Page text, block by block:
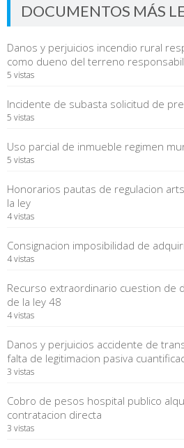
DOCUMENTOS MÁS
Danos y perjuicios incendio rural
como dueno del terreno
5 vistas
Incidente de subasta solicitud de
5 vistas
Uso parcial de inmueble regimen
5 vistas
Honorarios pautas de regulacion
la ley
4 vistas
Consignacion imposibilidad de
4 vistas
Recurso extraordinario cuestion de
de la ley 48
4 vistas
Danos y perjuicios accidente de
falta de legitimacion pasiva
3 vistas
Cobro de pesos hospital publico
contratacion directa
3 vistas